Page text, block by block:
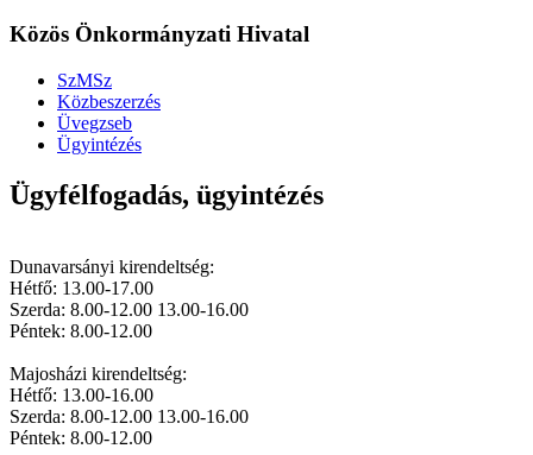
Közös Önkormányzati Hivatal
SzMSz
Közbeszerzés
Üvegzseb
Ügyintézés
Ügyfélfogadás, ügyintézés
Dunavarsányi kirendeltség:
Hétfő: 13.00-17.00
Szerda: 8.00-12.00 13.00-16.00
Péntek: 8.00-12.00
Majosházi kirendeltség:
Hétfő: 13.00-16.00
Szerda: 8.00-12.00 13.00-16.00
Péntek: 8.00-12.00